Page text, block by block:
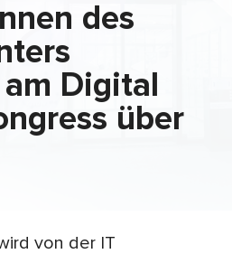
des
Digital
über
von der IT